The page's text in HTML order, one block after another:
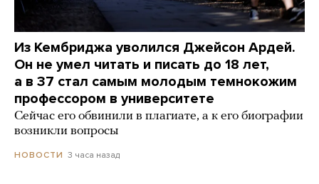
Из Кембриджа уволился Джейсон Ардей.
Он не умел читать и писать до 18 лет,
а в 37 стал самым молодым темнокожим
профессором в университете
Сейчас его обвинили в плагиате, а к его биографии
возникли вопросы
НОВОСТИ 3 часа назад